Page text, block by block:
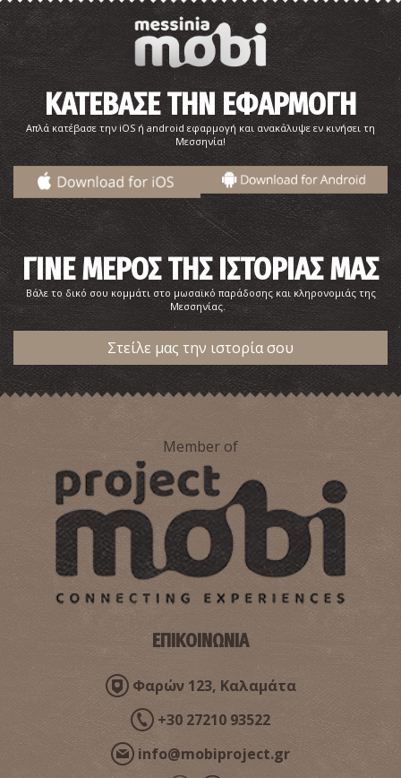
ΚΑΤΕΒΑΣΕ ΤΗΝ ΕΦΑΡΜΟΓΗ
Απλά κατέβασε την iOS ή android εφαρμογή και ανακάλυψε εν κινήσει τη
Μεσσηνία!
ΓΙΝΕ ΜΕΡΟΣ ΤΗΣ ΙΣΤΟΡΙΑΣ ΜΑΣ
Βάλε το δικό σου κομμάτι στο μωσαϊκό παράδοσης και κληρονομιάς της
Μεσσηνίας.
Στείλε μας την ιστορία σου
Member of
ΕΠΙΚΟΙΝΩΝΙΑ
Φαρών 123, Καλαμάτα
+30 27210 93522
info@mobiproject.gr